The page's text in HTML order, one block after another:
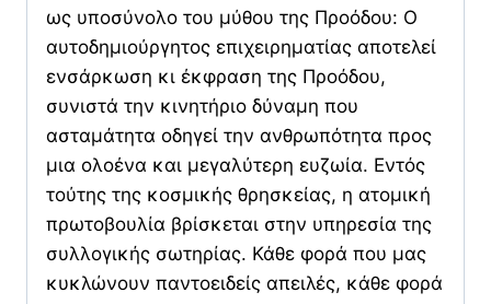
ως υποσύνολο του μύθου της Προόδου: Ο
αυτοδημιούργητος επιχειρηματίας αποτελεί
ενσάρκωση κι έκφραση της Προόδου,
συνιστά την κινητήριο δύναμη που
ασταμάτητα οδηγεί την ανθρωπότητα προς
μια ολοένα και μεγαλύτερη ευζωία. Εντός
τούτης της κοσμικής θρησκείας, η ατομική
πρωτοβουλία βρίσκεται στην υπηρεσία της
συλλογικής σωτηρίας. Κάθε φορά που μας
κυκλώνουν παντοειδείς απειλές, κάθε φορά